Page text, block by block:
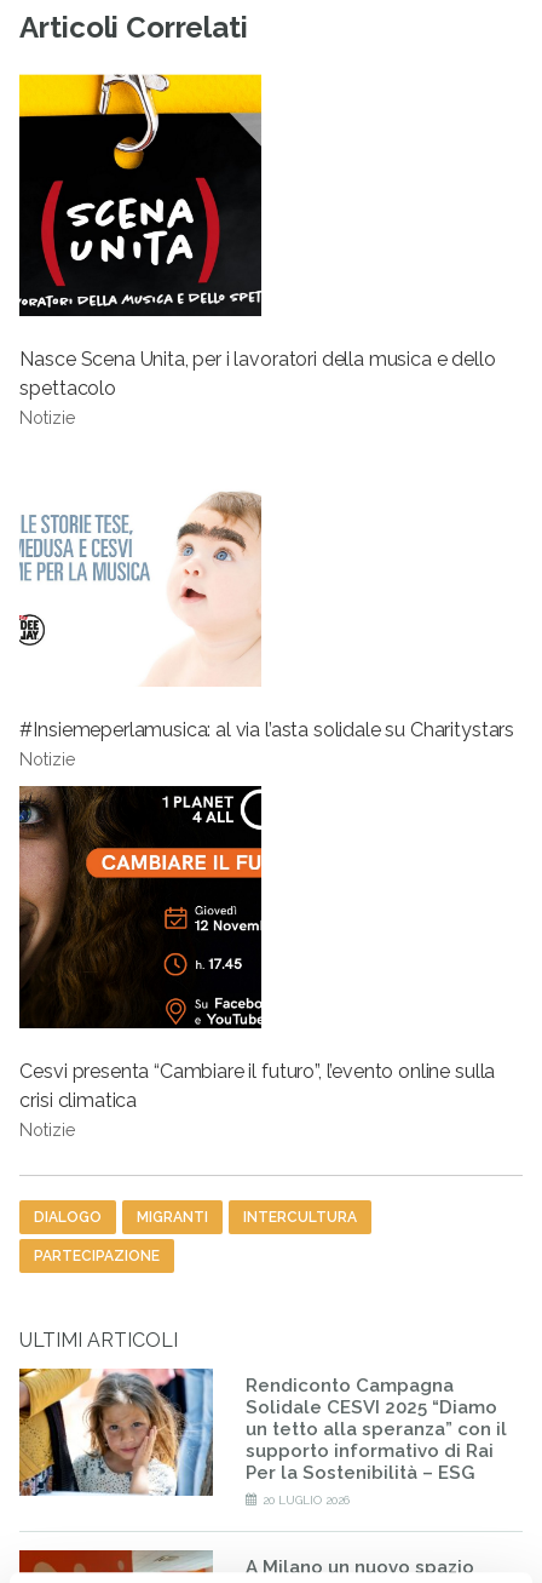
Articoli Correlati
Nasce Scena Unita, per i lavoratori della musica e dello
spettacolo
Notizie
#Insiemeperlamusica: al via l’asta solidale su Charitystars
Notizie
Cesvi presenta “Cambiare il futuro”, l’evento online sulla
crisi climatica
Notizie
Tag
DIALOGO MIGRANTI INTERCULTURA
PARTECIPAZIONE
ULTIMI ARTICOLI
Rendiconto Campagna
Solidale CESVI 2025 “Diamo
un tetto alla speranza” con il
supporto informativo di Rai
Per la Sostenibilità – ESG
20 LUGLIO 2026
A Milano un nuovo spazio